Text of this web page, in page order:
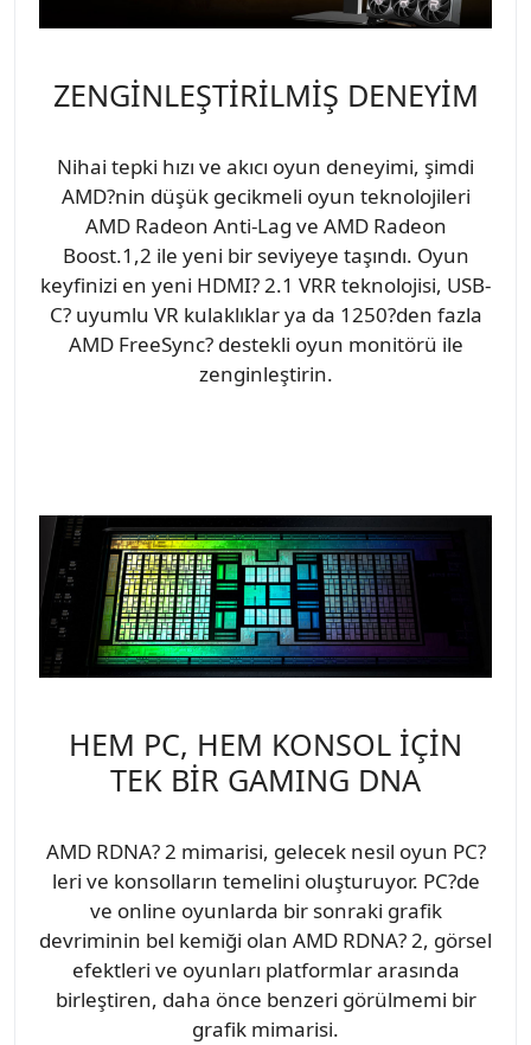
ZENGİNLEŞTİRİLMİŞ DENEYİM
Nihai tepki hızı ve akıcı oyun deneyimi, şimdi
AMD?nin düşük gecikmeli oyun teknolojileri
AMD Radeon Anti-Lag ve AMD Radeon
Boost.1,2 ile yeni bir seviyeye taşındı. Oyun
keyfinizi en yeni HDMI? 2.1 VRR teknolojisi, USB-
C? uyumlu VR kulaklıklar ya da 1250?den fazla
AMD FreeSync? destekli oyun monitörü ile
zenginleştirin.
HEM PC, HEM KONSOL İÇİN
TEK BİR GAMING DNA
AMD RDNA? 2 mimarisi, gelecek nesil oyun PC?
leri ve konsolların temelini oluşturuyor. PC?de
ve online oyunlarda bir sonraki grafik
devriminin bel kemiği olan AMD RDNA? 2, görsel
efektleri ve oyunları platformlar arasında
birleştiren, daha önce benzeri görülmemi bir
grafik mimarisi.